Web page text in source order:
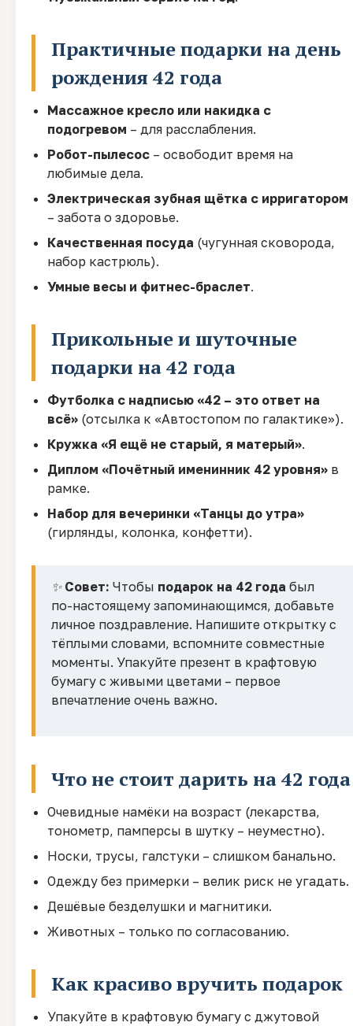
Практичные подарки на день
рождения 42 года
Массажное кресло или накидка с
подогревом – для расслабления.
Робот-пылесос – освободит время на
любимые дела.
Электрическая зубная щётка с ирригатором
– забота о здоровье.
Качественная посуда (чугунная сковорода,
набор кастрюль).
Умные весы и фитнес-браслет.
Прикольные и шуточные
подарки на 42 года
Футболка с надписью «42 – это ответ на
всё» (отсылка к «Автостопом по галактике»).
Кружка «Я ещё не старый, я матерый».
Диплом «Почётный именинник 42 уровня» в
рамке.
Набор для вечеринки «Танцы до утра»
(гирлянды, колонка, конфетти).
✨ Совет: Чтобы подарок на 42 года был
по-настоящему запоминающимся, добавьте
личное поздравление. Напишите открытку с
тёплыми словами, вспомните совместные
моменты. Упакуйте презент в крафтовую
бумагу с живыми цветами – первое
впечатление очень важно.
Что не стоит дарить на 42 года
Очевидные намёки на возраст (лекарства,
тонометр, памперсы в шутку – неуместно).
Носки, трусы, галстуки – слишком банально.
Одежду без примерки – велик риск не угадать.
Дешёвые безделушки и магнитики.
Животных – только по согласованию.
Как красиво вручить подарок
Упакуйте в крафтовую бумагу с джутовой